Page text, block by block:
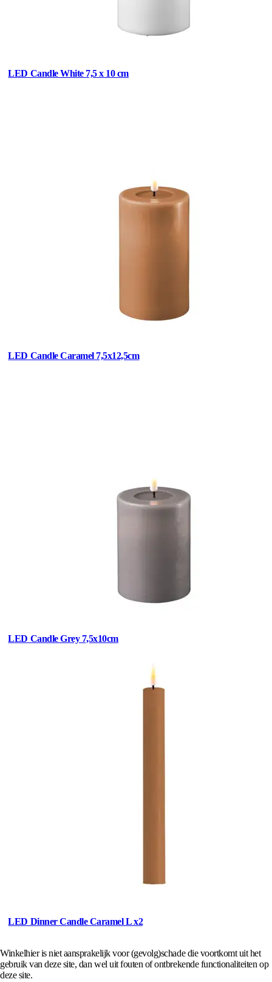
LED Candle White 7,5 x 10 cm
LED Candle Caramel 7,5x12,5cm
LED Candle Grey 7,5x10cm
LED Dinner Candle Caramel L x2
Winkelhier is niet aansprakelijk voor (gevolg)schade die voortkomt uit het
gebruik van deze site, dan wel uit fouten of ontbrekende functionaliteiten op
deze site.